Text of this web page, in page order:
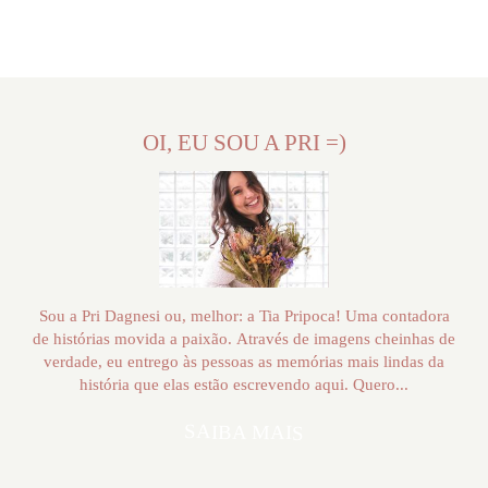
OI, EU SOU A PRI =)
Sou a Pri Dagnesi ou, melhor: a Tia Pripoca! Uma contadora
de histórias movida a paixão. Através de imagens cheinhas de
verdade, eu entrego às pessoas as memórias mais lindas da
história que elas estão escrevendo aqui. Quero...